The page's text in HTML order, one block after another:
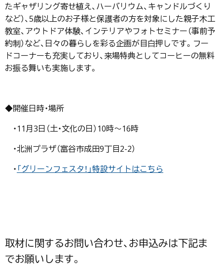
たギャザリング寄せ植え、ハーバリウム、キャンドルづくり
など）、5歳以上のお子様と保護者の方を対象にした親子木工
教室、アウトドア体験、インテリアやフォトセミナー（事前予
約制）など、日々の暮らしを彩る企画が目白押しです。フー
ドコーナーも充実しており、来場特典としてコーヒーの無料
お振る舞いも実施します。
◆開催日時・場所
・11月3日（土・文化の日）10時～16時
・北洲プラザ（富谷市成田9丁目2-2）
・ 「グリーンフェスタ！」特設サイトはこちら
取材に関するお問い合わせ、お申込みは下記ま
でお願いします。